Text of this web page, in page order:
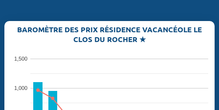
BAROMÈTRE DES PRIX RÉSIDENCE VACANCÉOLE LE
CLOS DU ROCHER ★
1,000
1,500